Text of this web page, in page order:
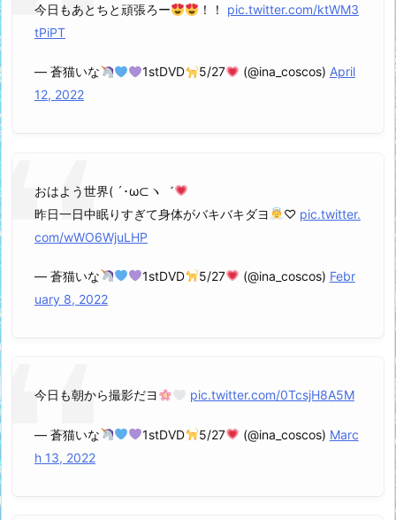
今日もあとちと頑張ろー
！！ pic.twitter.com/ktWM3
tPiPT
— 蒼猫いな 1stDVD 5/27 (@ina_coscos) April
12, 2022
おはよう世界( ´･ω⊂ヽ゛
昨日一日中眠りすぎて身体がバキバキダヨ
♡ pic.twitter.
com/wWO6WjuLHP
— 蒼猫いな 1stDVD 5/27 (@ina_coscos) Febr
uary 8, 2022
今日も朝から撮影だヨ pic.twitter.com/0TcsjH8A5M
— 蒼猫いな 1stDVD 5/27 (@ina_coscos) Marc
h 13, 2022